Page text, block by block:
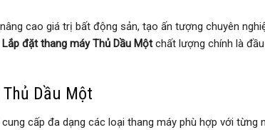
cao giá trị bất động sản, tạo ấn tượng chuyên
Lắp đặt thang máy Thủ Dầu Mộtchất lượng chính là
Dầu Một
cấp đa dạng các loại thang máy phù hợp với từng